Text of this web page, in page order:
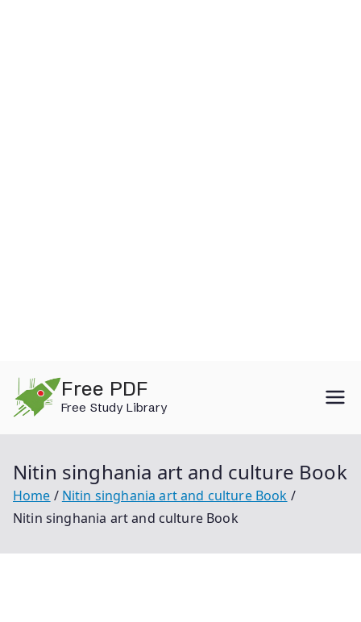
content
Free PDF
Free Study Library
Nitin singhania art and culture Book
Home
Nitin singhania art and culture Book
Nitin singhania art and culture Book